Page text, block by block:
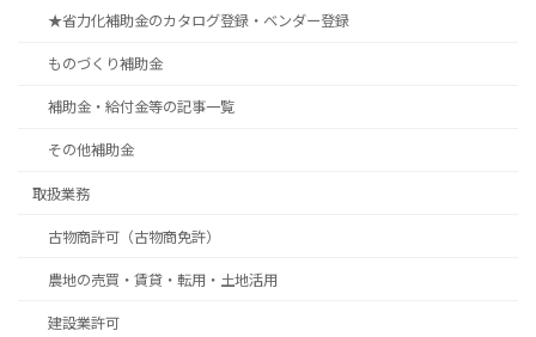
★省力化補助金のカタログ登録・ベンダー登録
ものづくり補助金
補助金・給付金等の記事一覧
その他補助金
取扱業務
古物商許可（古物商免許）
農地の売買・賃貸・転用・土地活用
建設業許可